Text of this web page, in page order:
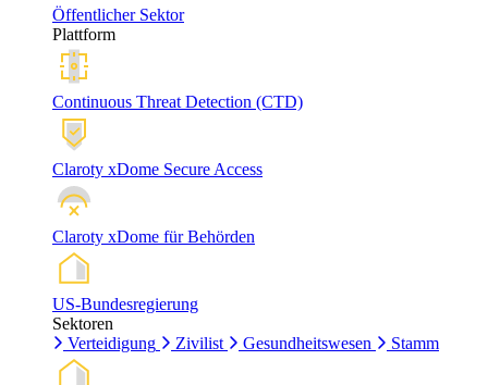
Öffentlicher Sektor
Plattform
Continuous Threat Detection (CTD)
Claroty xDome Secure Access
Claroty xDome für Behörden
US-Bundesregierung
Sektoren
Verteidigung
Zivilist Gesundheitswesen Stamm